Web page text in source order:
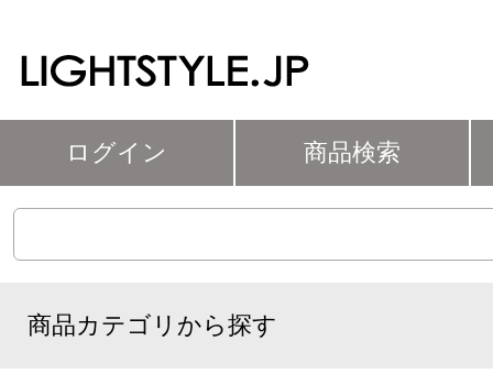
ログイン 商品検索
商品カテゴリから探す